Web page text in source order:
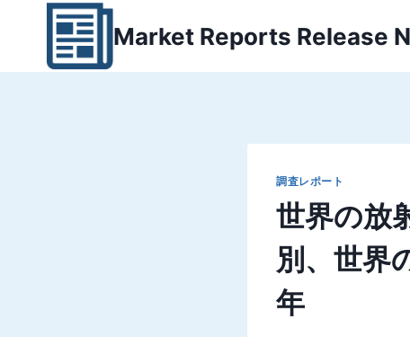
Market Reports Release
調査レポート
世界の放
別、世界
年